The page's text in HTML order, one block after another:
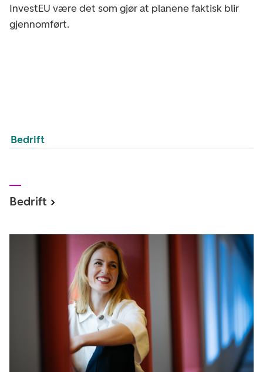
InvestEU være det som gjør at planene faktisk blir
gjennomført.
Bedrift
Bedrift